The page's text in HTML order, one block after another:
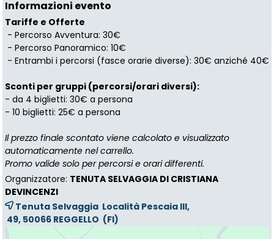
Informazioni evento
Tariffe e Offerte
- Percorso Avventura: 30€
- Percorso Panoramico: 10€
- Entrambi i percorsi (fasce orarie diverse): 30€ anziché 40€
Sconti per gruppi (percorsi/orari diversi):
- da 4 biglietti: 30€ a persona
- 10 biglietti: 25€ a persona
Il prezzo finale scontato viene calcolato e visualizzato
automaticamente nel carrello.
Promo valide solo per percorsi e orari differenti.
Organizzatore: TENUTA SELVAGGIA DI CRISTIANA
DEVINCENZI
Tenuta Selvaggia Località Pescaia III,
49, 50066 REGGELLO (FI)